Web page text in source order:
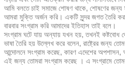
আমি বলতে চাই সমাজে শোষণ থাকে, শোষণের জন্য
আমরা মুক্তি অর্জন করি। একটি সুন্দর জগত তৈরি
বারবার সংগ্রাম করি আমাদের ইতিহাস তাই বলে।
সংগ্রাম ঘটে যায় অন্যায় যখন হয়, তখনই কষ্টবোধ
ভাষা তৈরি হয় উল্লেখ করে বলেন, রাষ্ট্রের জন্য
আন্দোলনে সংগ্রাম করেছ, কারণ এদেশের অপশাসন,
এই জন্য তোমরা সংগ্রাম করেছ । এ সংগ্রামে